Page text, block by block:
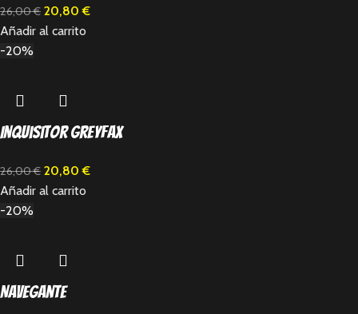
26,00€ 20,80€
Añadir al carrito
-20%
Inquisitor Greyfax
26,00€ 20,80€
Añadir al carrito
-20%
Navegante